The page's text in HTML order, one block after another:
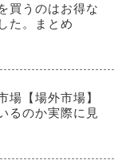
買うのはお得な
た。まとめ
場【場外市場】
るのか実際に見